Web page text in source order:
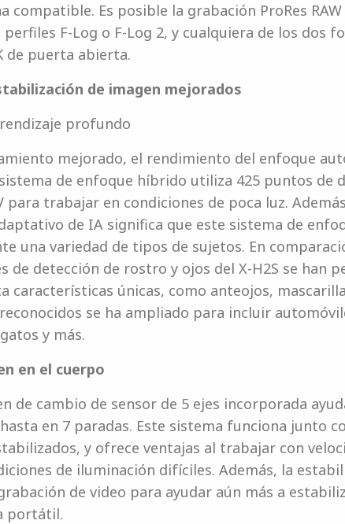
compatible. Es posible la grabación ProRes
F-Log o F-Log 2, y cualquiera de los dos
de puerta abierta.
de imagen mejorados
profundo
mejorado, el rendimiento del enfoque
de enfoque híbrido utiliza 425 puntos de
para trabajar en condiciones de poca luz.
de IA significa que este sistema de
una variedad de tipos de sujetos. En
de detección de rostro y ojos del X-H2S se han
características únicas, como anteojos,
se ha ampliado para incluir
y más.
en el cuerpo
de cambio de sensor de 5 ejes incorporada
en 7 paradas. Este sistema funciona junto
y ofrece ventajas al trabajar con
de iluminación difíciles. Además, la
de video para ayudar aún más a
portátil.